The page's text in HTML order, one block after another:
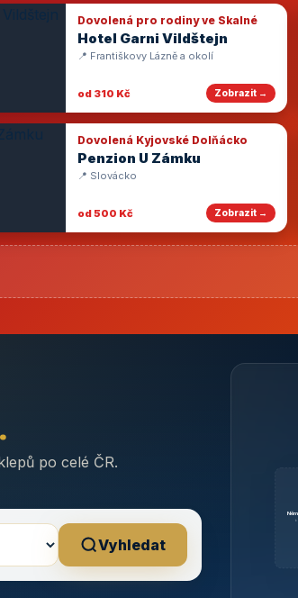
Dovolená pro rodiny ve Skalné
Hotel Garni Vildštejn
📍 Františkovy Lázně a okolí
od 310 Kč Zobrazit →
Dovolená Kyjovské Dolňácko
Penzion U Zámku
📍 Slovácko
od 500 Kč Zobrazit →
po celé ČR.
Vyhledat